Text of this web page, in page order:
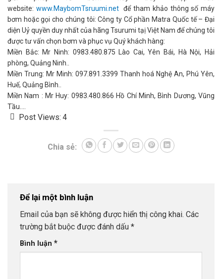
website: www.MaybomTsruumi.netđể tham khảo thông số máy
bơm hoặc gọi cho chúng tôi: Công ty Cổ phần Matra Quốc tế – Đại
diện Uỷ quyền duy nhất của hãng Tsurumi tạị Việt Nam để chúng tôi
được tư vấn chọn bơm và phục vụ Quý khách hàng:
Miền Bắc: Mr Ninh: 0983.480.875 Lào Cai, Yên Bái, Hà Nội, Hải
phòng, Quảng Ninh..
Miền Trung: Mr Minh: 097.891.3399 Thanh hoá Nghệ An, Phú Yên,
Huế, Quảng Bình..
Miền Nam : Mr Huy: 0983.480.866 Hồ Chí Minh, Bình Dương, Vũng
Tầu….
Post Views: 4
Chia sẻ:
Để lại một bình luận
Email của bạn sẽ không được hiển thị công khai. Các
trường bắt buộc được đánh dấu *
Bình luận *